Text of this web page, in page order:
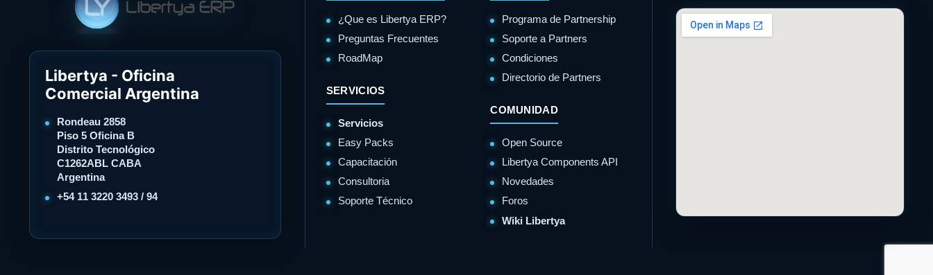
Libertya - Oficina
Comercial Argentina
Rondeau 2858
Piso 5 Oficina B
Distrito Tecnológico
C1262ABL CABA
Argentina
+54 11 3220 3493 / 94
¿Que es Libertya ERP?
Preguntas Frecuentes
RoadMap
SERVICIOS
Servicios
Easy Packs
Capacitación
Consultoria
Soporte Técnico
Programa de Partnership
Soporte a Partners
Condiciones
Directorio de Partners
COMUNIDAD
Open Source
Libertya Components API
Novedades
Foros
Wiki Libertya